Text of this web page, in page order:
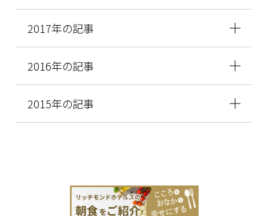
2017年の記事
2016年の記事
2015年の記事